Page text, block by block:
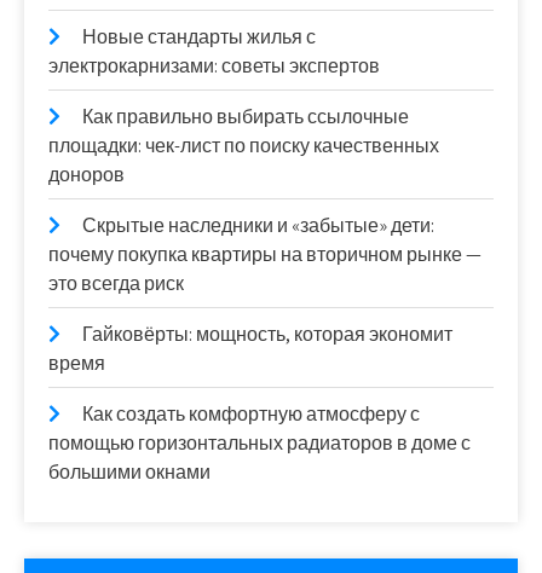
Новые стандарты жилья с
электрокарнизами: советы экспертов
Как правильно выбирать ссылочные
площадки: чек-лист по поиску качественных
доноров
Скрытые наследники и «забытые» дети:
почему покупка квартиры на вторичном рынке —
это всегда риск
Гайковёрты: мощность, которая экономит
время
Как создать комфортную атмосферу с
помощью горизонтальных радиаторов в доме с
большими окнами